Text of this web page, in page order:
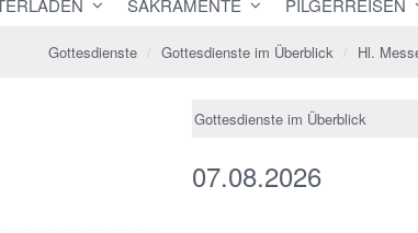
SAKRAMENTE PILGERREISEN
Gottesdienste Gottesdienste im Überblick Hl.
Gottesdienste im Überblick
07.08.2026